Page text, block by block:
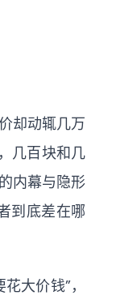
却动辄几万
几百块和几
内幕与隐形
到底差在哪
大价钱”，